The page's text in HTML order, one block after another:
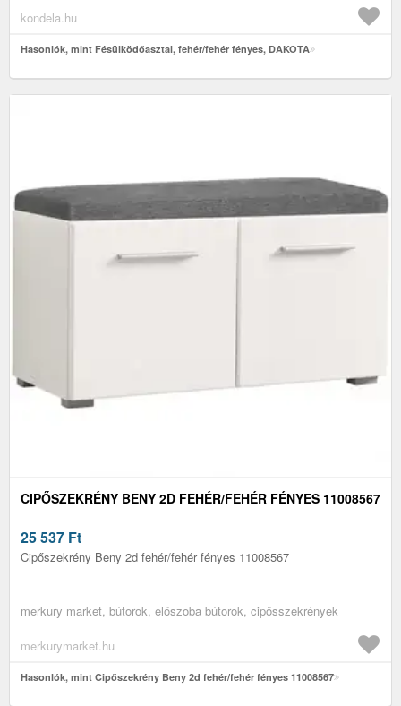
kondela.hu
Hasonlók, mint Fésülködőasztal, fehér/fehér fényes, DAKOTA
CIPŐSZEKRÉNY BENY 2D FEHÉR/FEHÉR FÉNYES 11008567
25 537 Ft
Cipőszekrény Beny 2d fehér/fehér fényes 11008567
merkury market, bútorok, előszoba bútorok, cipősszekrények
merkurymarket.hu
Hasonlók, mint Cipőszekrény Beny 2d fehér/fehér fényes 11008567